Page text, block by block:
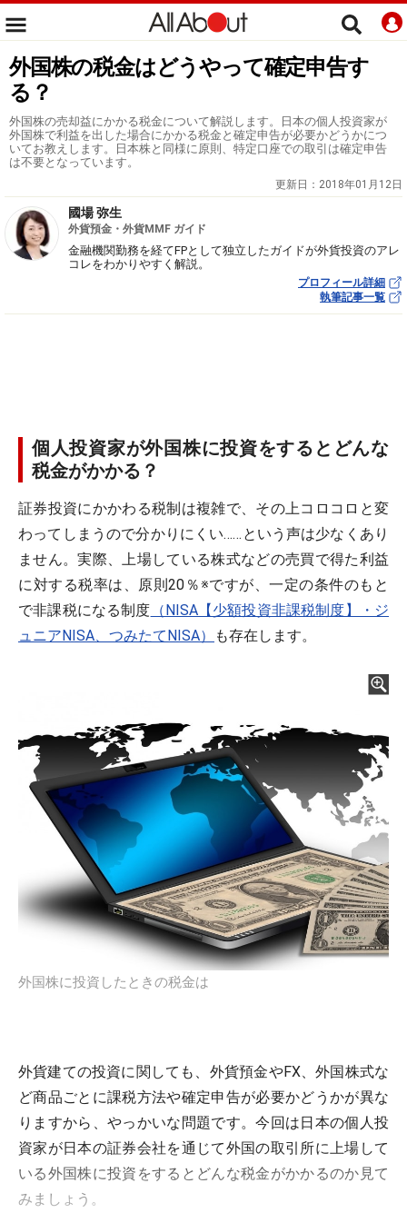
外国株の税金はどうやって確定申告す
る？
外国株の売却益にかかる税金について解説します。日本の個人投資家が
外国株で利益を出した場合にかかる税金と確定申告が必要かどうかにつ
いてお教えします。日本株と同様に原則、特定口座での取引は確定申告
は不要となっています。
更新日： 2018年01月12日
國場 弥生
外貨預金・外貨MMF ガイド
金融機関勤務を経てFPとして独立したガイドが外貨投資のアレ
コレをわかりやすく解説。
プロフィール詳細
執筆記事一覧
個人投資家が外国株に投資をするとどんな
税金がかかる？
証券投資にかかわる税制は複雑で、その上コロコロと変
わってしまうので分かりにくい……という声は少なくあり
ません。実際、上場している株式などの売買で得た利益
に対する税率は、原則20％※ですが、一定の条件のもと
で非課税になる制度 （NISA【少額投資非課税制度】・ジ
ュニアNISA、つみたてNISA）
も存在します。
外国株に投資したときの税金は
外貨建ての投資に関しても、外貨預金やFX、外国株式な
ど商品ごとに課税方法や確定申告が必要かどうかが異な
りますから、やっかいな問題です。今回は日本の個人投
資家が日本の証券会社を通じて外国の取引所に上場して
いる外国株に投資をするとどんな税金がかかるのか見て
みましょう。